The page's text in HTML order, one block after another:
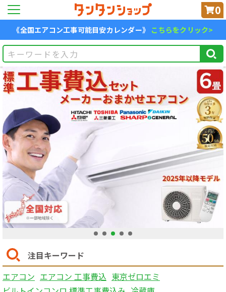
0
《全国エアコン工事可能目安カレンダー》 こちらをクリック>
1 2 3 4 5
注目キーワード
エアコン エアコン 工事費込 東京ゼロエミ